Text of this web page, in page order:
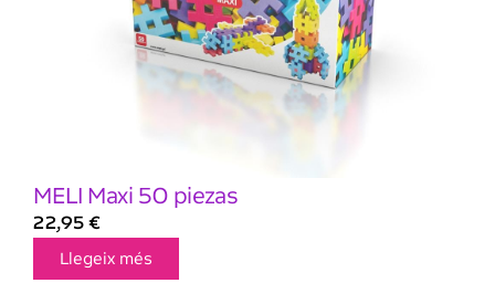
MELI Maxi 50 piezas
22,95 €
Llegeix més